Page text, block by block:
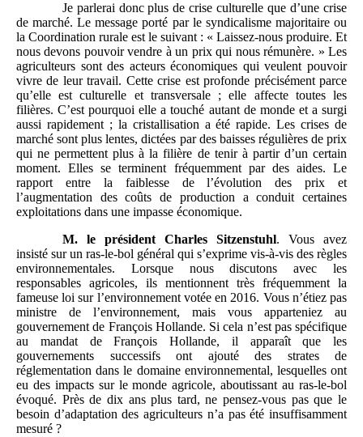
Je parlerai donc plus de crise culturelle que d’une crise
de marché. Le message porté par le syndicalisme majoritaire ou
la Coordination rurale est le suivant : « Laissez-nous produire. Et
nous devons pouvoir vendre à un prix qui nous rémunère. » Les
agriculteurs sont des acteurs économiques qui veulent pouvoir
vivre de leur travail. Cette crise est profonde précisément parce
qu’elle est culturelle et transversale ; elle affecte toutes les
filières. C’est pourquoi elle a touché autant de monde et a surgi
aussi rapidement ; la cristallisation a été rapide. Les crises de
marché sont plus lentes, dictées par des baisses régulières de prix
qui ne permettent plus à la filière de tenir à partir d’un certain
moment. Elles se terminent fréquemment par des aides. Le
rapport entre la faiblesse de l’évolution des prix et
l’augmentation des coûts de production a conduit certaines
exploitations dans une impasse économique.
M.
le président Charles Sitzenstuhl. Vous avez
insisté sur un ras-le-bol général qui s’exprime vis-à-vis des règles
environnementales. Lorsque nous discutons avec les
responsables agricoles, ils mentionnent très fréquemment la
fameuse loi sur l’environnement votée en 2016. Vous n’étiez pas
ministre de l’environnement, mais vous apparteniez au
gouvernement de François Hollande. Si cela n’est pas spécifique
au mandat de François Hollande, il apparaît que les
gouvernements successifs ont ajouté des strates de
réglementation dans le domaine environnemental, lesquelles ont
eu des impacts sur le monde agricole, aboutissant au ras-le-bol
évoqué. Près de dix ans plus tard, ne pensez-vous pas que le
besoin d’adaptation des agriculteurs n’a pas été insuffisamment
mesuré ?